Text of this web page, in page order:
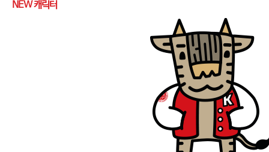
NEW 캐릭터